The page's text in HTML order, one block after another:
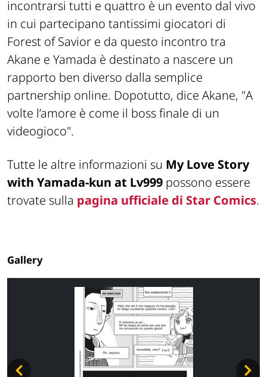
incontrarsi tutti e quattro è un evento dal vivo
in cui partecipano tantissimi giocatori di
Forest of Savior e da questo incontro tra
Akane e Yamada è destinato a nascere un
rapporto ben diverso dalla semplice
partnership online. Dopotutto, dice Akane, "A
volte l’amore è come il boss finale di un
videogioco".
Tutte le altre informazioni su My Love Story
with Yamada-kun at Lv999 possono essere
trovate sulla pagina ufficiale di Star Comics.
Gallery